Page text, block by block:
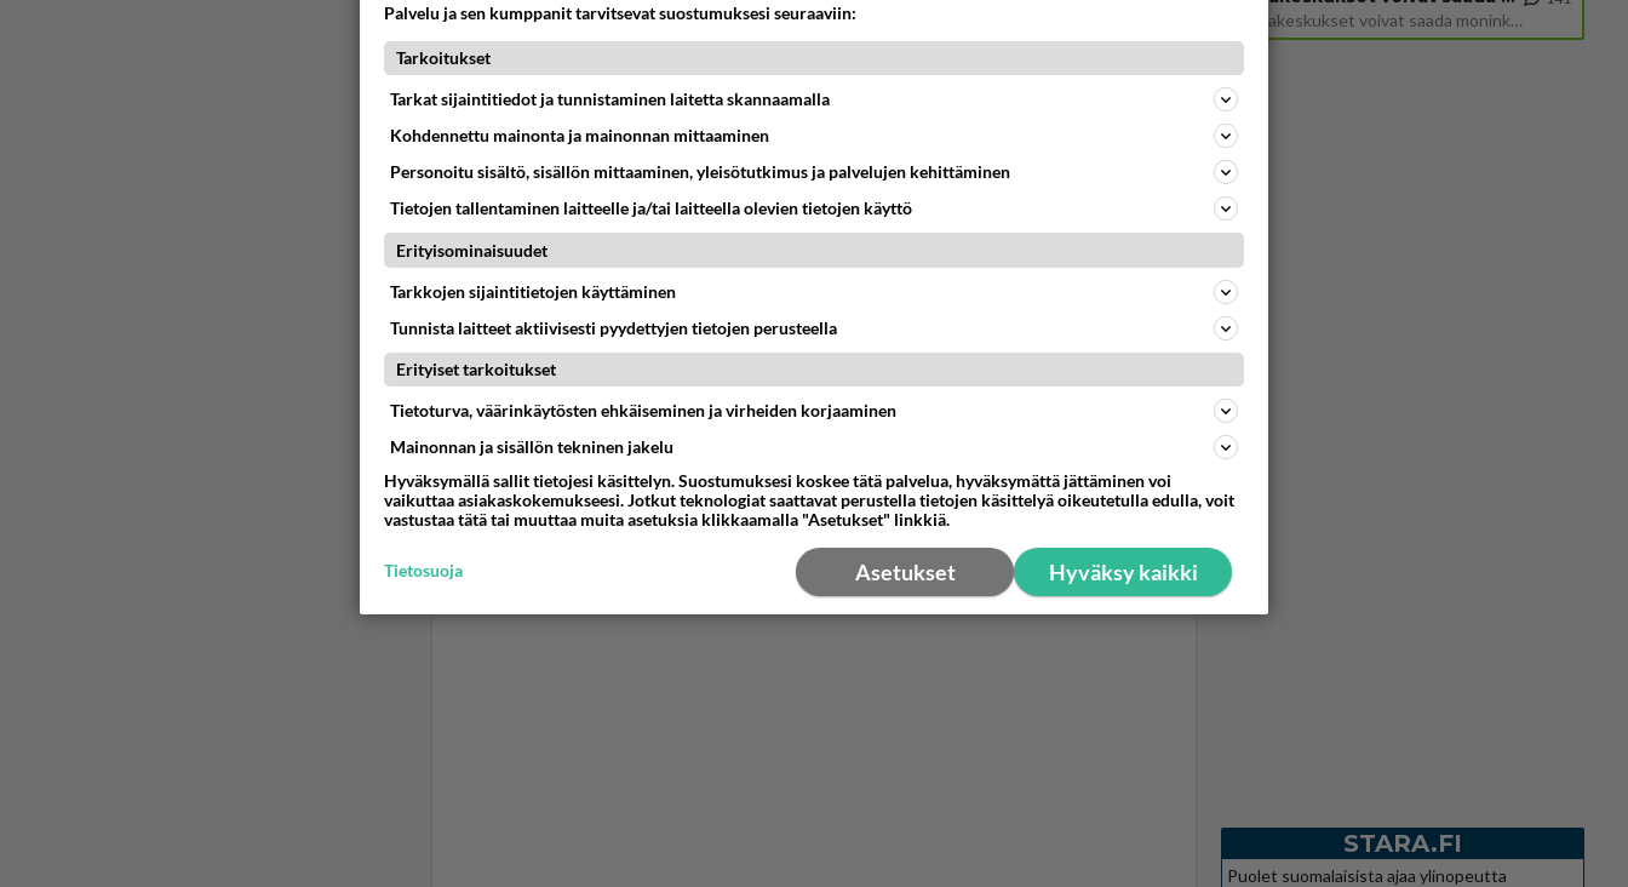
Kannabis tuo hyvää jopa palkat nousee.
Äänestä
”Datakeskukset voivat saada moninkertaisesti enemmän palautuksia kuin mitä ne maksavat veroja”, sanoo professori Jussi K
STARA.FI
Puolet suomalaisista ajaa ylinopeutta
Palvelu ja sen kumppanit tarvitsevat suostumuksesi seuraaviin:
Tarkoitukset
Tarkat sijaintitiedot ja tunnistaminen laitetta skannaamalla
Kohdennettu mainonta ja mainonnan mittaaminen
Personoitu sisältö, sisällön mittaaminen, yleisötutkimus ja palvelujen kehittäminen
Tietojen tallentaminen laitteelle ja/tai laitteella olevien tietojen käyttö
Erityisominaisuudet
Tarkkojen sijaintitietojen käyttäminen
Tunnista laitteet aktiivisesti pyydettyjen tietojen perusteella
Erityiset tarkoitukset
Tietoturva, väärinkäytösten ehkäiseminen ja virheiden korjaaminen
Mainonnan ja sisällön tekninen jakelu
Hyväksymällä sallit tietojesi käsittelyn. Suostumuksesi koskee tätä palvelua, hyväksymättä jättäminen voi
vaikuttaa asiakaskokemukseesi. Jotkut teknologiat saattavat perustella tietojen käsittelyä oikeutetulla edulla, voit
vastustaa tätä tai muuttaa muita asetuksia klikkaamalla "Asetukset" linkkiä.
Hyväksy kaikki
Asetukset
Tietosuoja